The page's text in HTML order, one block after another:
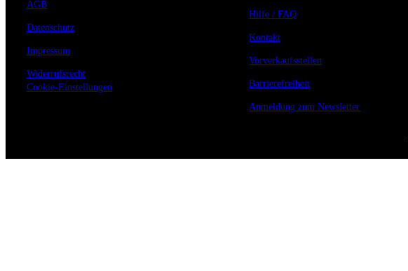
AGB
Datenschutz
Impressum
Widerrufsrecht
Cookie-Einstellungen
Hilfe / FAQ
Kontakt
Vorverkaufsstellen
Barrierefreiheit
Anmeldung zum Newsletter